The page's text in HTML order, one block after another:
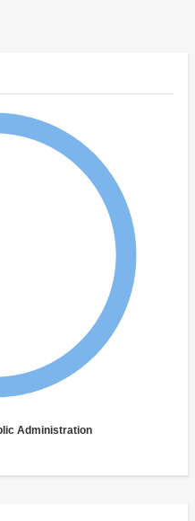
Administration